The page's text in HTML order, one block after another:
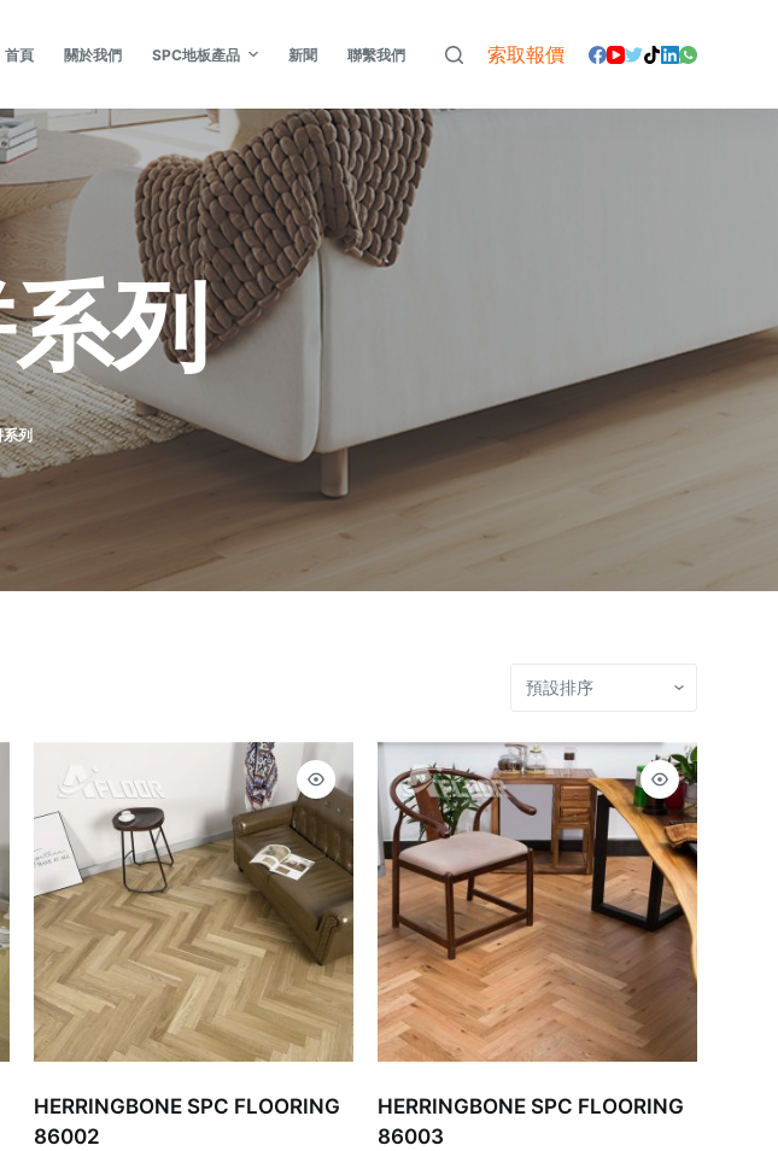
首頁 關於我們 SPC地板產品 新聞 聯繫我們 索取報價
列
系列
HERRINGBONE SPC FLOORING
86002
HERRINGBONE SPC FLOORING
86003